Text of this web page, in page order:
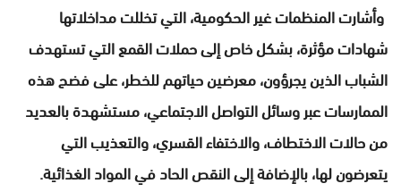
وأشارت المنظمات غير الحكومية، التي تخللت مداخلاتها
شهادات مؤثرة، بشكل خاص إلى حملات القمع التي تستهدف
الشباب الذين يجرؤون، معرضين حياتهم للخطر، على فضح هذه
الممارسات عبر وسائل التواصل الاجتماعي، مستشهدة بالعديد
من حالات الاختطاف، والاختفاء القسري، والتعذيب التي
يتعرضون لها، بالإضافة إلى النقص الحاد في المواد الغذائية.